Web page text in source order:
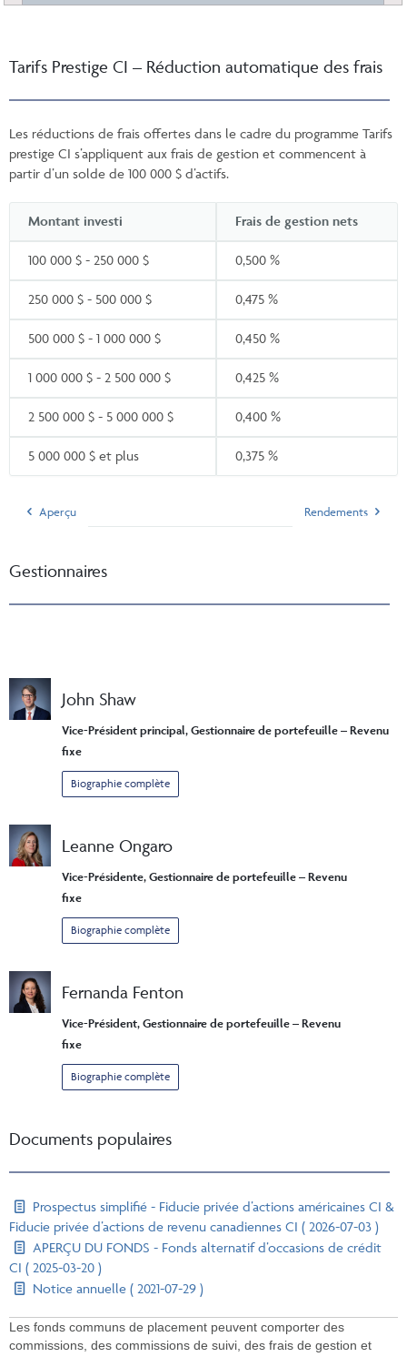
Tarifs Prestige CI – Réduction automatique des frais
Les réductions de frais offertes dans le cadre du programme Tarifs
prestige CI s’appliquent aux frais de gestion et commencent à
partir d’un solde de 100 000 $ d’actifs.
Montant investi Frais de gestion nets
100 000 $ - 250 000 $ 0,500 %
250 000 $ - 500 000 $ 0,475 %
500 000 $ - 1 000 000 $ 0,450 %
1 000 000 $ - 2 500 000 $ 0,425 %
2 500 000 $ - 5 000 000 $ 0,400 %
5 000 000 $ et plus 0,375 %
Aperçu Rendements
Gestionnaires
John Shaw
Vice-Président principal, Gestionnaire de portefeuille – Revenu
fixe
Biographie complète
Leanne Ongaro
Vice-Présidente, Gestionnaire de portefeuille – Revenu
fixe
Biographie complète
Fernanda Fenton
Vice-Président, Gestionnaire de portefeuille – Revenu
fixe
Biographie complète
Documents populaires
Prospectus simplifié - Fiducie privée d’actions américaines CI &
Fiducie privée d’actions de revenu canadiennes CI ( 2026-07-03 )
APERÇU DU FONDS - Fonds alternatif d’occasions de crédit
CI ( 2025-03-20 )
Notice annuelle ( 2021-07-29 )
Les fonds communs de placement peuvent comporter des
commissions, des commissions de suivi, des frais de gestion et